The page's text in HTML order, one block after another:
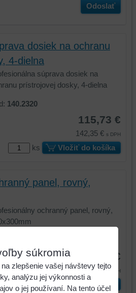
Odoslať
dosiek na ochranu
4-dielna
súprava dosiek na
prístrojovej dosky, 4-dielna
140.2320
115,73 €
142,35 € s DPH
ks Vložiť do košíka
panel, rovný,
ochranný panel, rovný,
38,80 €
47,72 € s DPH
ks Vložiť do košíka
súkromia
zlepšenie vašej návštevy tejto
analýzu jej výkonnosti a
o jej používaní. Na tento účel